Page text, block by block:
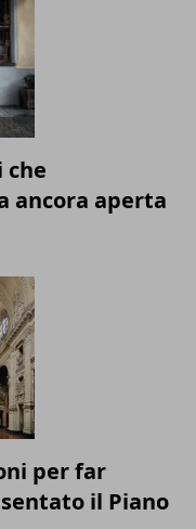
che
ancora aperta
per far
il Piano